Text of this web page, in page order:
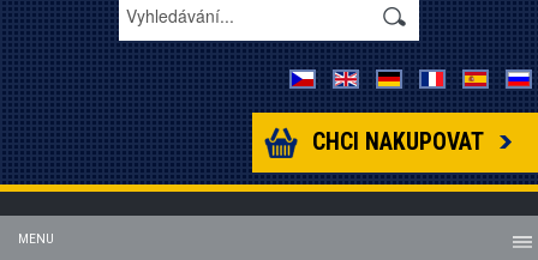
CHCI NAKUPOVAT
MENU